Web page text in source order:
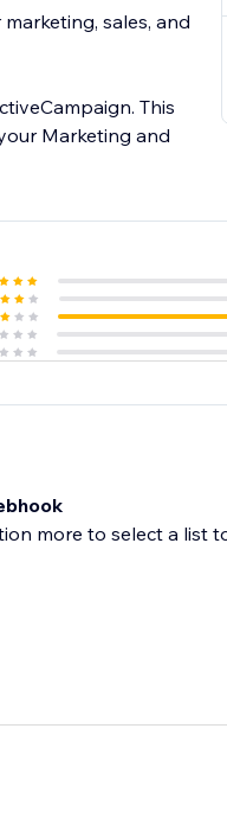
sales, and
This
Marketing and
more to select a list